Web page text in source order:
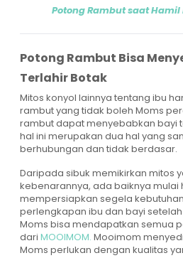
Potong Rambut saat
Potong Rambut Bisa
Terlahir Botak
Mitos konyol lainnya tentang ibu
rambut yang tidak boleh Moms
rambut dapat menyebabkan bayi
hal ini merupakan dua hal yang
berhubungan dan tidak berdasar.
Daripada sibuk memikirkan mitos
kebenarannya, ada baiknya mulai
mempersiapkan segela
perlengkapan ibu dan bayi
Moms bisa mendapatkan semua
dari MOOIMOM. Mooimom
Moms perlukan dengan kualitas